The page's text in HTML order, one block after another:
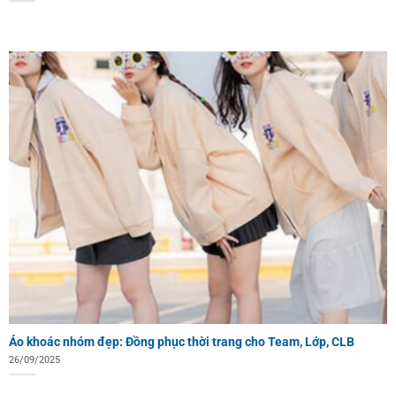
Áo khoác nhóm đẹp: Đồng phục thời trang cho Team, Lớp, CLB
26/09/2025